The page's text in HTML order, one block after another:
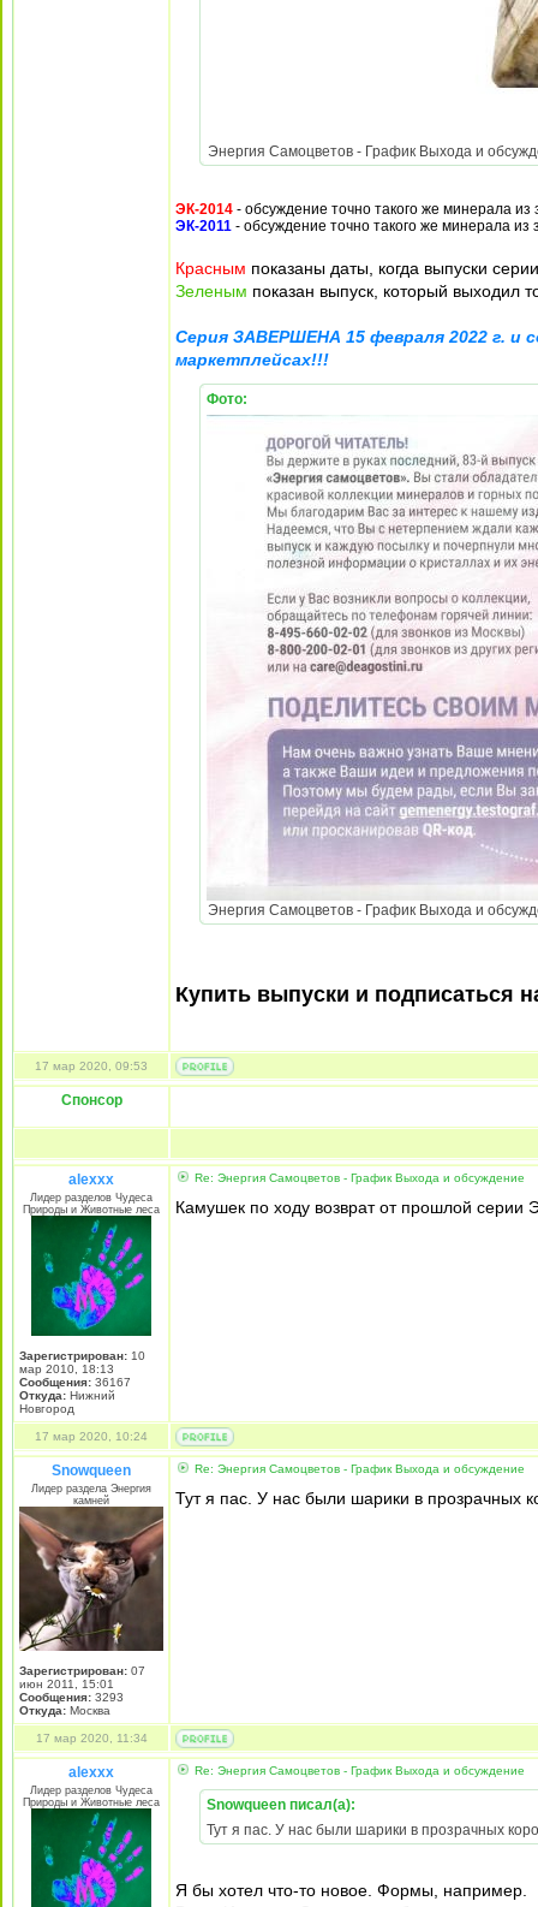
Энергия Самоцветов - График Выхода и
ЭК-2014 - обсуждение точно такого же минерала из
ЭК-2011 - обсуждение точно такого же минерала из
Красным показаны даты, когда выпуски
Зеленым показан выпуск, который выходил
Серия ЗАВЕРШЕНА 15 февраля 2022 г. и
маркетплейсах!!!
Фото:
Энергия Самоцветов - График Выхода и
Купить выпуски и подписаться
17 мар 2020, 09:53
Спонсор
alexxx
Лидер разделов Чудеса
Природы и Животные леса
Зарегистрирован: 10
мар 2010, 18:13
Сообщения: 36167
Откуда: Нижний
Новгород
Re: Энергия Самоцветов - График Выхода и обсуждение
Камушек по ходу возврат от прошлой серии
17 мар 2020, 10:24
Snowqueen
Лидер раздела Энергия
камней
Зарегистрирован: 07
июн 2011, 15:01
Сообщения: 3293
Откуда: Москва
Re: Энергия Самоцветов - График Выхода и обсуждение
Тут я пас. У нас были шарики в прозрачных
17 мар 2020, 11:34
alexxx
Лидер разделов Чудеса
Природы и Животные леса
Re: Энергия Самоцветов - График Выхода и обсуждение
Snowqueen писал(а):
Тут я пас. У нас были шарики в прозрачных
Я бы хотел что-то новое. Формы, например.